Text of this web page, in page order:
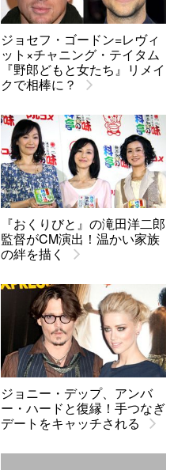
ジョセフ・ゴードン=レヴィ
ット×チャニング・テイタム
『野郎どもと女たち』リメイ
クで相棒に？
『おくりびと』の滝田洋二郎
監督がCM演出！温かい家族
の絆を描く
ジョニー・デップ、アンバ
ー・ハードと復縁！手つなぎ
デートをキャッチされる